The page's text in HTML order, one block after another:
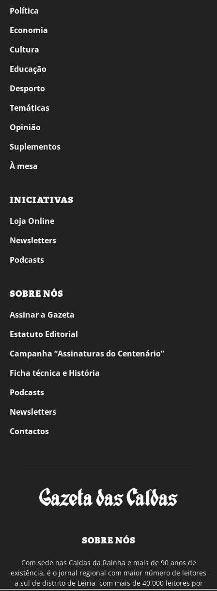
Política
Economia
Cultura
Educação
Desporto
Temáticas
Opinião
Suplementos
À mesa
INICIATIVAS
Loja Online
Newsletters
Podcasts
SOBRE NÓS
Assinar a Gazeta
Estatuto Editorial
Campanha “Assinaturas do Centenário”
Ficha técnica e História
Podcasts
Newsletters
Contactos
SOBRE NÓS
Com sede nas Caldas da Rainha e mais de 90 anos de
existência, é o jornal regional com maior número de leitores
a sul de distrito de Leiria, com mais de 40.000 leitores por